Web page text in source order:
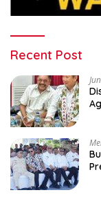
Recent Post